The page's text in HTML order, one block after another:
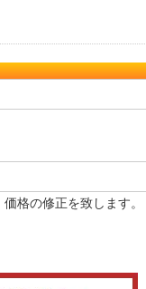
格の修正を致します。